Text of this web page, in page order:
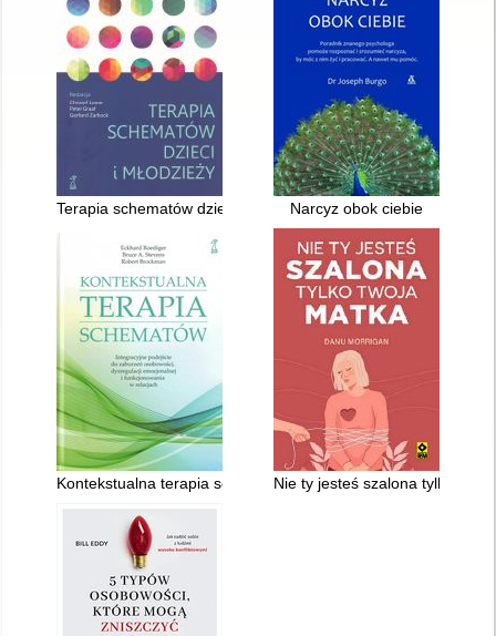
Terapia schematów dzieci i młodzieżyNarcyz obok ciebie
Kontekstualna terapia schematów : integracyjne podejście
Nie ty jesteś szalona tylko